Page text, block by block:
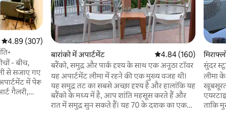
औसत रेटिंग 5 में से 4.89, 307 समीक्षाएँ
4.89 (307)
- बीच,
से सजाए गए
में पेरू
गैलरी,
बारांको में अपार्टमेंट औसत रेटिंग 5 में से 4.84,
4.84 (160)
बरैंको, समुद्र और पार्क दृश्य के साथ एक अनूठा टॉवर
यह अपार्टमेंट लीमा में रहने की एक मुख्य वजह थी।
यह समुद्र तट का सबसे अच्छा दृश्य है और हालांकि यह
बरैंको के मध्य में है, आप शांति महसूस करते हैं और
रात में समुद्र सुन सकते हैं। यह 70 के दशक का एक
लीमा
खूबसूरत जगह। अब एयर
ताकि